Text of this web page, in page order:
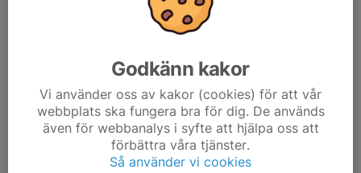
Godkänn kakor
Vi använder oss av kakor (cookies) för att vår
webbplats ska fungera bra för dig. De används
även för webbanalys i syfte att hjälpa oss att
förbättra våra tjänster.
Så använder vi cookies